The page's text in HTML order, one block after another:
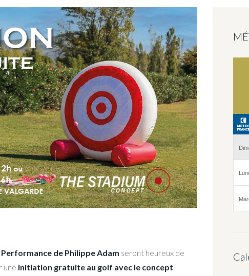
de Philippe Adam seront heureux de
une initiation gratuite au golf avec le concept